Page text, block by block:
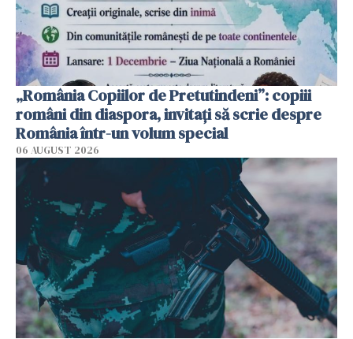
„România Copiilor de Pretutindeni”: copiii
români din diaspora, invitați să scrie despre
România într-un volum special
06 AUGUST 2026